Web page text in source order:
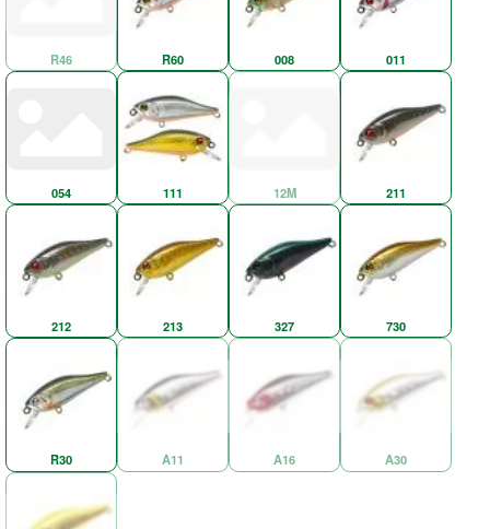
R46 R60 008 011
054 111 12M 211
212 213 327 730
R30 A11 A16 A30